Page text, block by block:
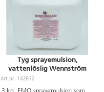
Tyg sprayemulsion,
vattenlöslig Wennström
Art.nr: 142872